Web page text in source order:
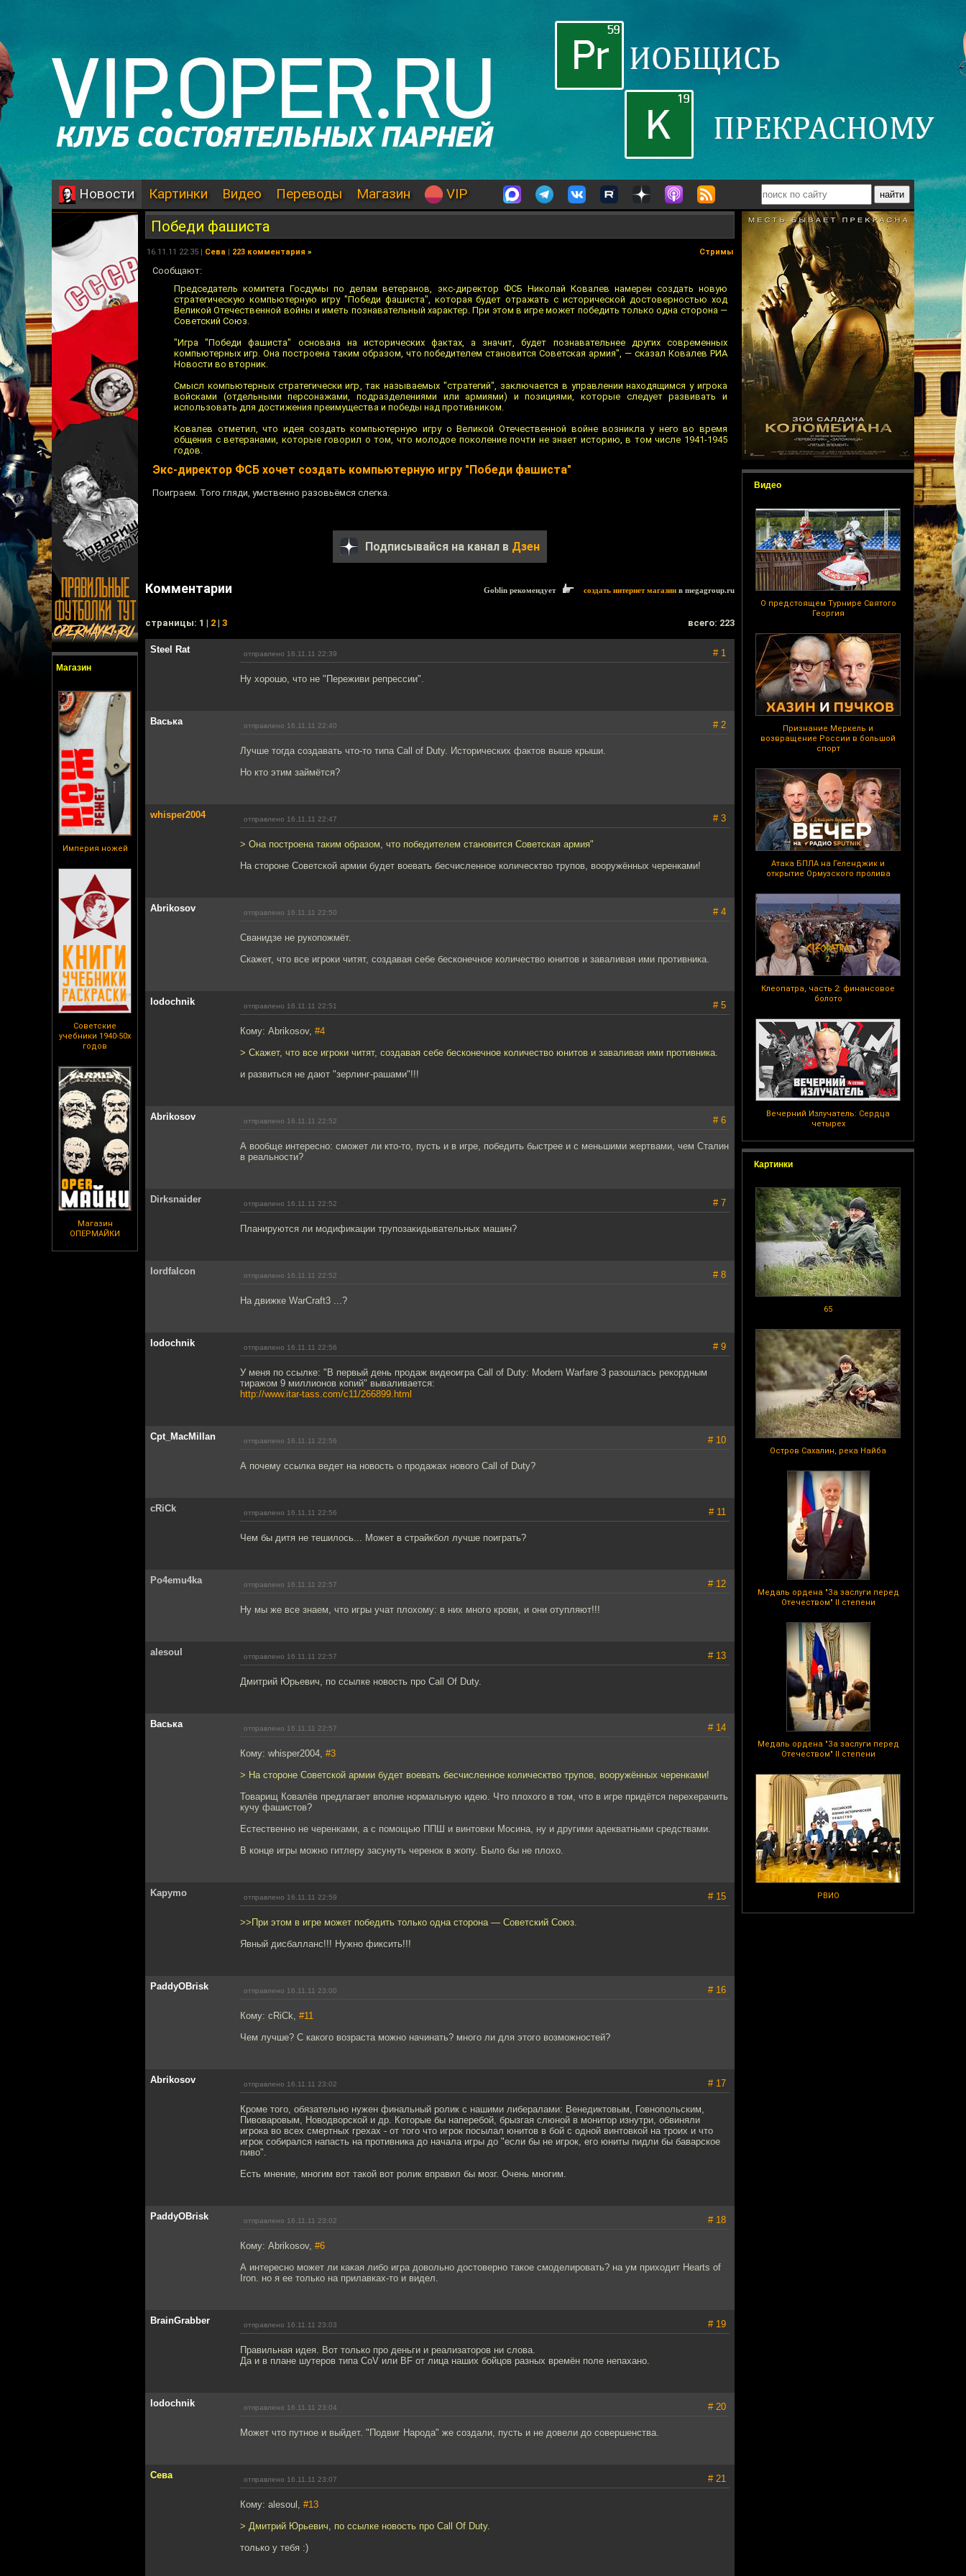
Новости Картинки Видео Переводы Магазин VIP
Магазин
Империя ножей
Советские
учебники 1940-50х
годов
Магазин
ОПЕРМАЙКИ
Видео
О предстоящем Турнире Святого
Георгия
Признание Меркель и
возвращение России в большой
спорт
Атака БПЛА на Геленджик и
открытие Ормузского пролива
Клеопатра, часть 2: финансовое
болото
Вечерний Излучатель: Сердца
четырех
Картинки
65
Остров Сахалин, река Найба
Медаль ордена "За заслуги перед
Отечеством" II степени
Медаль ордена "За заслуги перед
Отечеством" II степени
РВИО
Победи фашиста
16.11.11 22:35 | Сева | 223 комментария » Стримы
Сообщают:
Председатель комитета Госдумы по делам ветеранов, экс-директор ФСБ Николай Ковалев намерен создать новую
стратегическую компьютерную игру "Победи фашиста", которая будет отражать с исторической достоверностью ход
Великой Отечественной войны и иметь познавательный характер. При этом в игре может победить только одна сторона —
Советский Союз.
"Игра "Победи фашиста" основана на исторических фактах, а значит, будет познавательнее других современных
компьютерных игр. Она построена таким образом, что победителем становится Советская армия", — сказал Ковалев РИА
Новости во вторник.
Смысл компьютерных стратегически игр, так называемых "стратегий", заключается в управлении находящимся у игрока
войсками (отдельными персонажами, подразделениями или армиями) и позициями, которые следует развивать и
использовать для достижения преимущества и победы над противником.
Ковалев отметил, что идея создать компьютерную игру о Великой Отечественной войне возникла у него во время
общения с ветеранами, которые говорил о том, что молодое поколение почти не знает историю, в том числе 1941-1945
годов.
Экс-директор ФСБ хочет создать компьютерную игру "Победи фашиста"
Поиграем. Того гляди, умственно разовьёмся слегка.
Подписывайся на канал в Дзен
Комментарии Goblin рекомендует создать интернет магазин в megagroup.ru
cтраницы: 1 | 2 | 3 всего: 223
Steel Rat отправлено 16.11.11 22:39 # 1
Ну хорошо, что не "Переживи репрессии".
Васька отправлено 16.11.11 22:40 # 2
Лучше тогда создавать что-то типа Call of Duty. Исторических фактов выше крыши.
Но кто этим займётся?
whisper2004 отправлено 16.11.11 22:47 # 3
> Она построена таким образом, что победителем становится Советская армия"
На стороне Советской армии будет воевать бесчисленное колическтво трупов, вооружённых черенками!
Abrikosov отправлено 16.11.11 22:50 # 4
Сванидзе не рукопожмёт.
Скажет, что все игроки читят, создавая себе бесконечное количество юнитов и заваливая ими противника.
lodochnik отправлено 16.11.11 22:51 # 5
Кому: Abrikosov, #4
> Скажет, что все игроки читят, создавая себе бесконечное количество юнитов и заваливая ими противника.
и развиться не дают "зерлинг-рашами"!!!
Abrikosov отправлено 16.11.11 22:52 # 6
А вообще интересно: сможет ли кто-то, пусть и в игре, победить быстрее и с меньшими жертвами, чем Сталин
в реальности?
Dirksnaider отправлено 16.11.11 22:52 # 7
Планируются ли модификации трупозакидывательных машин?
lordfalcon отправлено 16.11.11 22:52 # 8
На движке WarCraft3 ...?
lodochnik отправлено 16.11.11 22:56 # 9
У меня по ссылке: "В первый день продаж видеоигра Call of Duty: Modern Warfare 3 разошлась рекордным
тиражом 9 миллионов копий" вываливается:
http://www.itar-tass.com/c11/266899.html
Cpt_MacMillan отправлено 16.11.11 22:56 # 10
А почему ссылка ведет на новость о продажах нового Call of Duty?
cRiCk отправлено 16.11.11 22:56 # 11
Чем бы дитя не тешилось... Может в страйкбол лучше поиграть?
Po4emu4ka отправлено 16.11.11 22:57 # 12
Ну мы же все знаем, что игры учат плохому: в них много крови, и они отупляют!!!
alesoul отправлено 16.11.11 22:57 # 13
Дмитрий Юрьевич, по ссылке новость про Call Of Duty.
Васька отправлено 16.11.11 22:57 # 14
Кому: whisper2004, #3
> На стороне Советской армии будет воевать бесчисленное колическтво трупов, вооружённых черенками!
Товарищ Ковалёв предлагает вполне нормальную идею. Что плохого в том, что в игре придётся перехерачить
кучу фашистов?
Естественно не черенками, а с помощью ППШ и винтовки Мосина, ну и другими адекватными средствами.
В конце игры можно гитлеру засунуть черенок в жопу. Было бы не плохо.
Kapymo отправлено 16.11.11 22:59 # 15
>>При этом в игре может победить только одна сторона — Советский Союз.
Явный дисбалланс!!! Нужно фиксить!!!
PaddyOBrisk отправлено 16.11.11 23:00 # 16
Кому: cRiCk, #11
Чем лучше? С какого возраста можно начинать? много ли для этого возможностей?
Abrikosov отправлено 16.11.11 23:02 # 17
Кроме того, обязательно нужен финальный ролик с нашими либералами: Венедиктовым, Говнопольским,
Пивоваровым, Новодворской и др. Которые бы наперебой, брызгая слюной в монитор изнутри, обвиняли
игрока во всех смертных грехах - от того что игрок посылал юнитов в бой с одной винтовкой на троих и что
игрок собирался напасть на противника до начала игры до "если бы не игрок, его юниты пидли бы баварское
пиво".
Есть мнение, многим вот такой вот ролик вправил бы мозг. Очень многим.
PaddyOBrisk отправлено 16.11.11 23:02 # 18
Кому: Abrikosov, #6
А интересно может ли какая либо игра довольно достоверно такое смоделировать? на ум приходит Hearts of
Iron. но я ее только на прилавках-то и видел.
BrainGrabber отправлено 16.11.11 23:03 # 19
Правильная идея. Вот только про деньги и реализаторов ни слова.
Да и в плане шутеров типа CoV или BF от лица наших бойцов разных времён поле непахано.
lodochnik отправлено 16.11.11 23:04 # 20
Может что путное и выйдет. "Подвиг Народа" же создали, пусть и не довели до совершенства.
Сева отправлено 16.11.11 23:07 # 21
Кому: alesoul, #13
> Дмитрий Юрьевич, по ссылке новость про Call Of Duty.
только у тебя :)